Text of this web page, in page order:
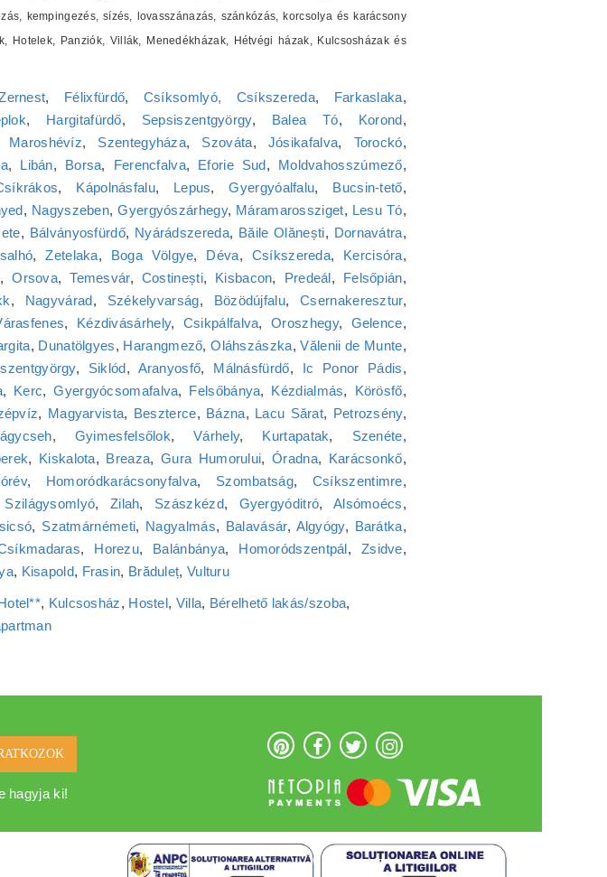
kempingezés, sízés, lovasszánazás, szánkózás, korcsolya és karácsony
Panziók, Villák, Menedékházak, Hétvégi házak, Kulcsosházak és
, Félixfürdő, Csíksomlyó, Csíkszereda, Farkaslaka,
, Hargitafürdő, Sepsiszentgyörgy, Balea Tó, Korond,
Maroshévíz, Szentegyháza, Szováta, Jósikafalva, Torockó,
, Libán, Borsa, Ferencfalva, Eforie Sud, Moldvahosszúmező,
, Kápolnásfalu, Lepus,Gyergyóalfalu, Bucsin-tető,
, Nagyszeben,Gyergyószárhegy, Máramarossziget, Lesu Tó,
, Bálványosfürdő, Nyárádszereda, Băile Olănești, Dornavátra,
,Zetelaka, Boga Völgye, Déva, Csíkszereda, Kercisóra,
,Orsova,Temesvár, Costinești, Kisbacon, Predeál, Felsőpián,
, Nagyvárad, Székelyvarság, Bözödújfalu,Csernakeresztur,
, Kézdivásárhely, Csikpálfalva,Oroszhegy, Gelence,
, Dunatölgyes, Harangmező,Oláhszászka,Vălenii de Munte,
, Siklód, Aranyosfő, Málnásfürdő, Ic Ponor Pádis,
, Kerc,Gyergyócsomafalva, Felsőbánya, Kézdialmás, Körösfő,
, Magyarvista, Beszterce, Bázna, Lacu Sărat, Petrozsény,
, Gyimesfelsőlok,Várhely, Kurtapatak, Szenéte,
, Kiskalota, Breaza,Gura Humorului,Óradna, Karácsonkő,
, Homoródkarácsonyfalva, Szombatság, Csíkszentimre,
Szilágysomlyó, Zilah, Szászkézd, Gyergyóditró, Alsómoécs,
, Szatmárnémeti, Nagyalmás, Balavásár, Algyógy, Barátka,
, Horezu, Balánbánya, Homoródszentpál, Zsidve,
, Kisapold, Frasin, Brăduleț, Vulturu
, Kulcsosház, Hostel, Villa, Bérelhető lakás/szoba,
hagyja ki!